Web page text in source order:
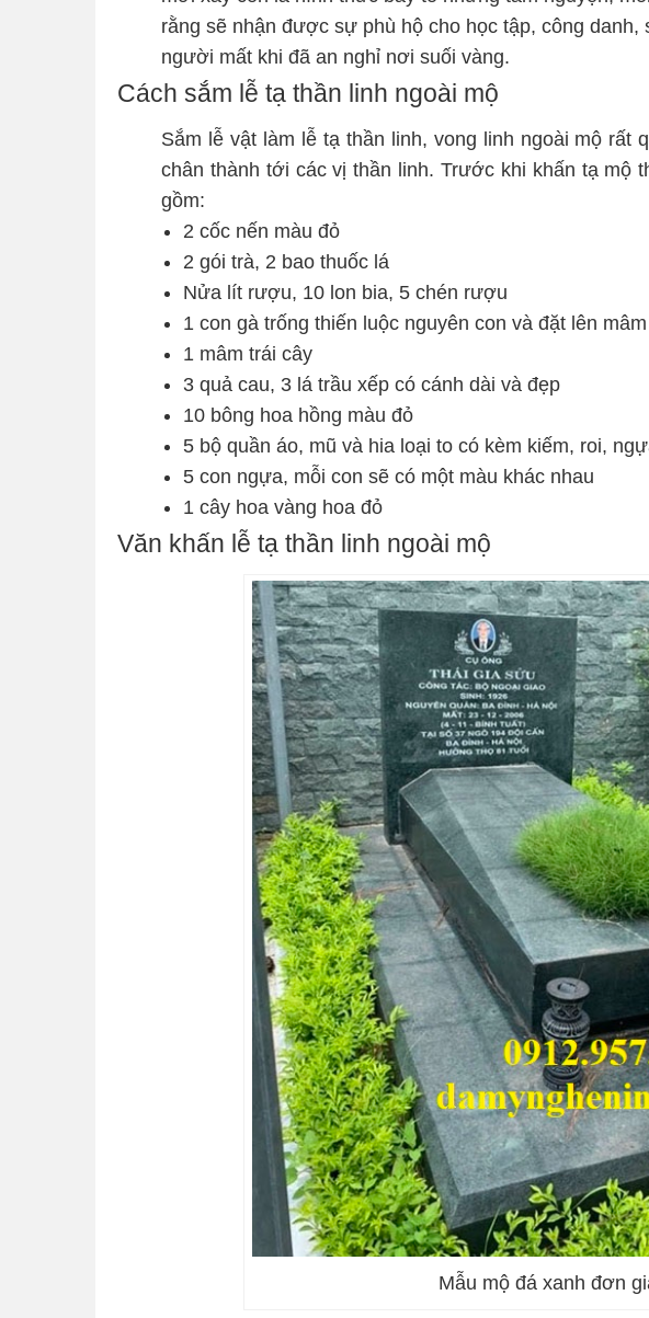
rằng sẽ nhận được sự phù hộ cho học tập, công
người mất khi đã an nghỉ nơi suối vàng.
Cách sắm lễ tạ thần linh ngoài mộ
Sắm lễ vật làm lễ tạ thần linh, vong linh ngoài mộ rất
chân thành tới các vị thần linh. Trước khi khấn tạ mộ
gồm:
2 cốc nến màu đỏ
2 gói trà, 2 bao thuốc lá
Nửa lít rượu, 10 lon bia, 5 chén rượu
1 con gà trống thiến luộc nguyên con và đặt lên
1 mâm trái cây
3 quả cau, 3 lá trầu xếp có cánh dài và đẹp
10 bông hoa hồng màu đỏ
5 bộ quần áo, mũ và hia loại to có kèm kiếm, roi,
5 con ngựa, mỗi con sẽ có một màu khác nhau
1 cây hoa vàng hoa đỏ
Văn khấn lễ tạ thần linh ngoài mộ
Mẫu mộ đá xanh đơn